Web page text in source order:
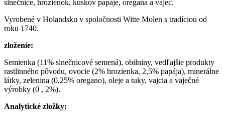
slnečnice, hrozienok, kúskov papáje, oregana a vajec.
Vyrobené v Holandsku v spoločnosti Witte Molen s tradíciou od
roku 1740.
zloženie:
Semienka (11% slnečnicové semená), obilniny, vedľajšie produkty
rastlinného pôvodu, ovocie (2% hrozienka, 2,5% papája), minerálne
látky, zelenina (0,25% oregano), oleje a tuky, vajcia a vaječné
výrobky (0 , 2%).
Analytické zložky: